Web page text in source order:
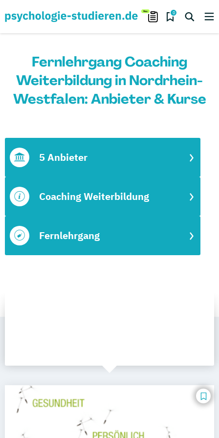
0
Fernlehrgang Coaching
Weiterbildung in Nordrhein-
Westfalen: Anbieter & Kurse
Fernlehrgang
Coaching Weiterbildung
5 Anbieter